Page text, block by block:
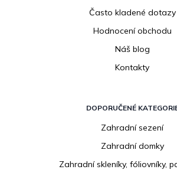
Často kladené dotazy
Hodnocení obchodu
Náš blog
Kontakty
DOPORUČENÉ
Zahradní sezení
Zahradní domky
Zahradní skleníky, fóliovníky,